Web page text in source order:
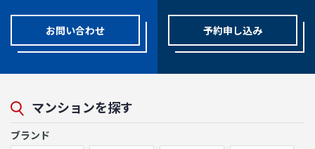
お問い合わせ 予約申し込み
マンションを探す
ブランド